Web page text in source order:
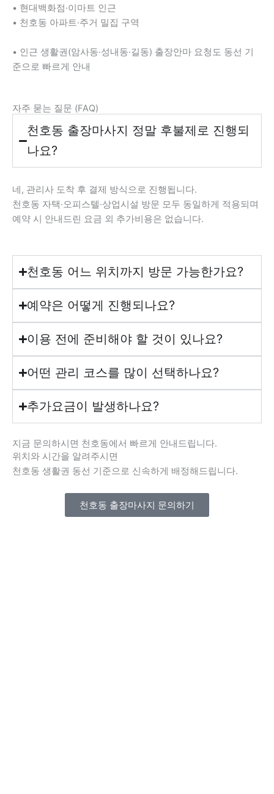
• 현대백화점·이마트 인근
• 천호동 아파트·주거 밀집 구역
• 인근 생활권(암사동·성내동·길동) 출장안마 요청도 동선 기
준으로 빠르게 안내
자주 묻는 질문 (FAQ)
천호동 출장마사지 정말 후불제로 진행되
나요?
네, 관리사 도착 후 결제 방식으로 진행됩니다.
천호동 자택·오피스텔·상업시설 방문 모두 동일하게 적용되며
예약 시 안내드린 요금 외 추가비용은 없습니다.
천호동 어느 위치까지 방문 가능한가요?
예약은 어떻게 진행되나요?
이용 전에 준비해야 할 것이 있나요?
어떤 관리 코스를 많이 선택하나요?
추가요금이 발생하나요?
지금 문의하시면 천호동에서 빠르게 안내드립니다.
위치와 시간을 알려주시면
천호동 생활권 동선 기준으로 신속하게 배정해드립니다.
천호동 출장마사지 문의하기